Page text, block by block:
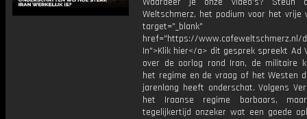
Weltschmerz, het podium voor het vrije
target="_blank"
href="https://www.cafeweltschmerz.nl/
In">Klik hier</a> dit gesprek spreekt Ad
over de oorlog rond Iran, de militaire
het regime en de vraag of het Westen
jarenlang heeft onderschat. Volgens
het Iraanse regime barbaars,
tegelijkertijd onzeker wat een goede